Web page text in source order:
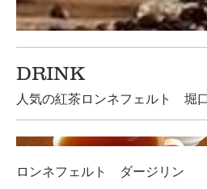
DRINK
人気の紅茶ロンネフェルト 堀
ロンネフェルト ダージリン